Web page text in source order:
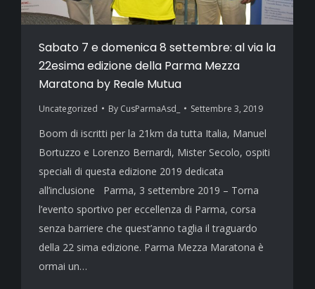
Sabato 7 e domenica 8 settembre: al via la
22esima edizione della Parma Mezza
Maratona by Reale Mutua
Uncategorized By CusParmaAsd_ Settembre 3, 2019
Boom di iscritti per la 21km da tutta Italia, Manuel
Bortuzzo e Lorenzo Bernardi, Mister Secolo, ospiti
speciali di questa edizione 2019 dedicata
all’inclusione Parma, 3 settembre 2019 – Torna
l’evento sportivo per eccellenza di Parma, corsa
senza barriere che quest’anno taglia il traguardo
della 22 sima edizione. Parma Mezza Maratona è
ormai un…